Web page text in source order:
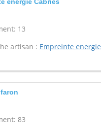
13
artisan : Empreinte energie
83